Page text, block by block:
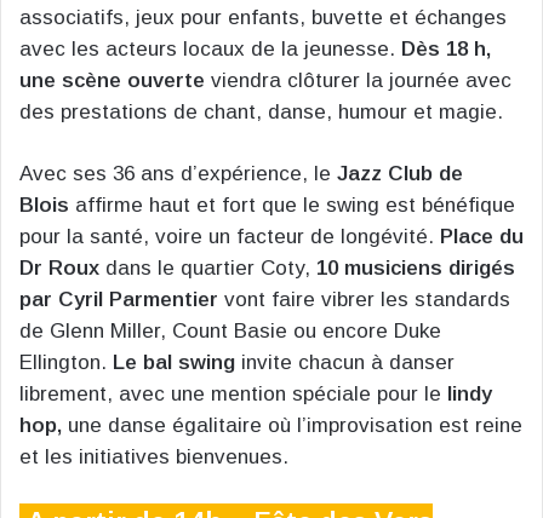
associatifs, jeux pour enfants, buvette et échanges
avec les acteurs locaux de la jeunesse. Dès 18 h,
une scène ouverte viendra clôturer la journée avec
des prestations de chant, danse, humour et magie.
Avec ses 36 ans d’expérience, le Jazz Club de
Blois affirme haut et fort que le swing est bénéfique
pour la santé, voire un facteur de longévité. Place du
Dr Roux dans le quartier Coty, 10 musiciens dirigés
par Cyril Parmentier vont faire vibrer les standards
de Glenn Miller, Count Basie ou encore Duke
Ellington. Le bal swing invite chacun à danser
librement, avec une mention spéciale pour le lindy
hop, une danse égalitaire où l’improvisation est reine
et les initiatives bienvenues.